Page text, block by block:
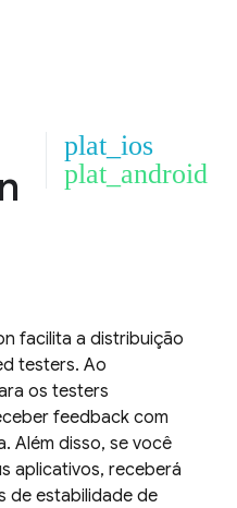
plat_ios
plat_android
facilita a distribuição
testers. Ao
os testers
feedback com
Além disso, se você
aplicativos, receberá
de estabilidade de